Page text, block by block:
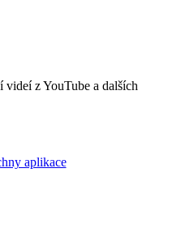
videí z YouTube a dalších
aplikace